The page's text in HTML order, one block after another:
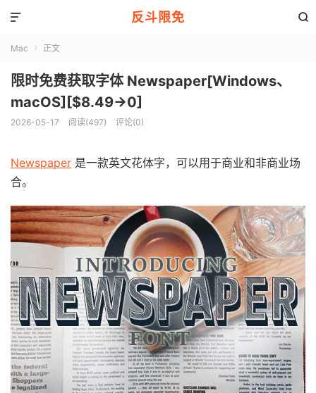
反斗限免 

Mac  正文
限时免费获取字体 Newspaper[Windows、
macOS][$8.49→0]
2026-05-17 阅读(497) 评论(0)
Newspaper 是一款英文花体字，可以用于商业和非商业场
合。